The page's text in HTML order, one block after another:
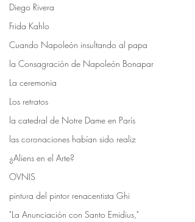
Diego Rivera
Frida Kahlo
Cuando Napoleón insultando al papa
la Consagración de Napoleón Bonapar
La ceremonia
Los retratos
la catedral de Notre Dame en París
las coronaciones habían sido realiz
¿Aliens en el Arte?
OVNIS
pintura del pintor renacentista Ghi
"La Anunciación con Santo Emidius,"